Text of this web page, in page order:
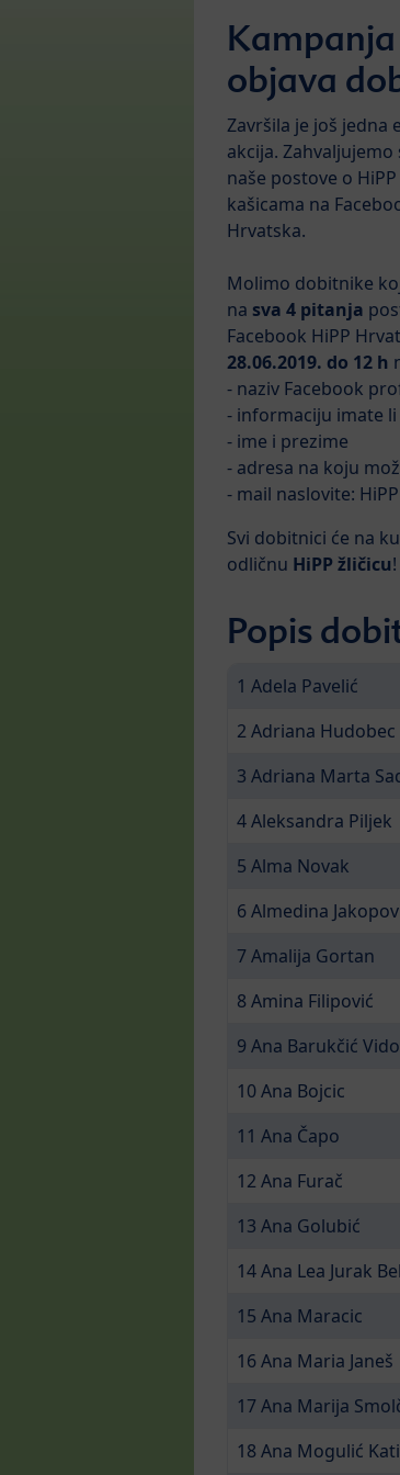
objava
Završila je još jedna
akcija.
naše postove o
kašicama na
Hrvatska.
Molimo dobitnike
na sva 4 pitanja
Facebook HiPP
28.06.2019. do 12 h
- naziv Facebook
- informaciju imate
- ime i prezime
- adresa na koju
- mail naslovite:
Svi dobitnici će na
odličnu HiPP žličicu!
Popis
1 Adela Pavelić
2 Adriana Hudobec
3 Adriana Marta
4 Aleksandra Piljek
5 Alma Novak
6 Almedina
7 Amalija Gortan
8 Amina Filipović
9 Ana Barukčić
10 Ana Bojcic
11 Ana Čapo
12 Ana Furač
13 Ana Golubić
14 Ana Lea Jurak
15 Ana Maracic
16 Ana Maria Janeš
17 Ana Marija
18 Ana Mogulić